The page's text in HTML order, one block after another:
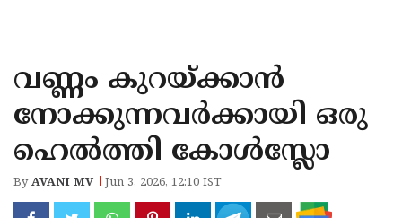
KANNUR
KASARAGOD
വണ്ണം കുറയ്ക്കാൻ
നോക്കുന്നവർക്കായി ഒരു
ഹെൽത്തി കോൾസ്ലോ
ByAVANI MV Jun 3, 2026, 12:10 IST